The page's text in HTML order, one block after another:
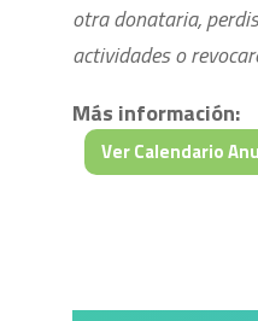
otra donataria,
actividades o
Más información:
Ver Calendario